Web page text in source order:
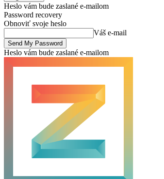
Heslo vám bude zaslané e-mailom
Password recovery
Obnoviť svoje heslo
Váš e-mail
Heslo vám bude zaslané e-mailom